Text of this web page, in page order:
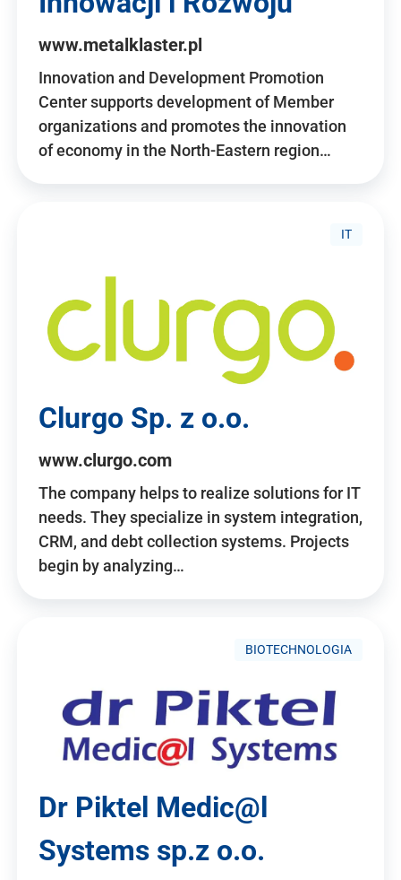
www.metalklaster.pl
Innovation and Development Promotion
Center supports development of Member
organizations and promotes the innovation
of economy in the North-Eastern region…
IT
Clurgo Sp. z o.o.
www.clurgo.com
The company helps to realize solutions for IT
needs. They specialize in system integration,
CRM, and debt collection systems. Projects
begin by analyzing…
BIOTECHNOLOGIA
Dr Piktel Medic@l
Systems sp.z o.o.